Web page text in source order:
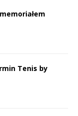
Tenis by